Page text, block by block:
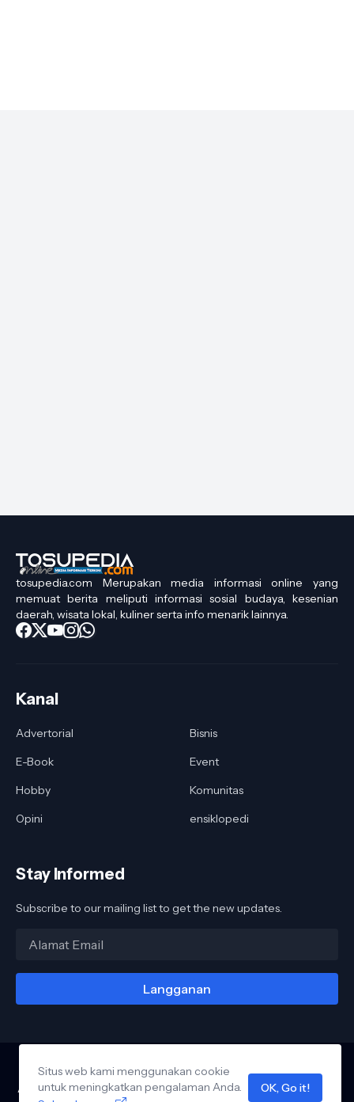
tosupedia.com Merupakan media informasi online yang
memuat berita meliputi informasi sosial budaya, kesenian
daerah, wisata lokal, kuliner serta info menarik lainnya.
Kanal
Advertorial
Bisnis
E-Book
Event
Hobby
Komunitas
Opini
ensiklopedi
Stay Informed
Subscribe to our mailing list to get the new updates.
About UsPrivacy PolicyContact UsPedoman SiberPasang Iklan
Situs web kami menggunakan cookie
untuk meningkatkan pengalaman Anda.
OK, Go it!